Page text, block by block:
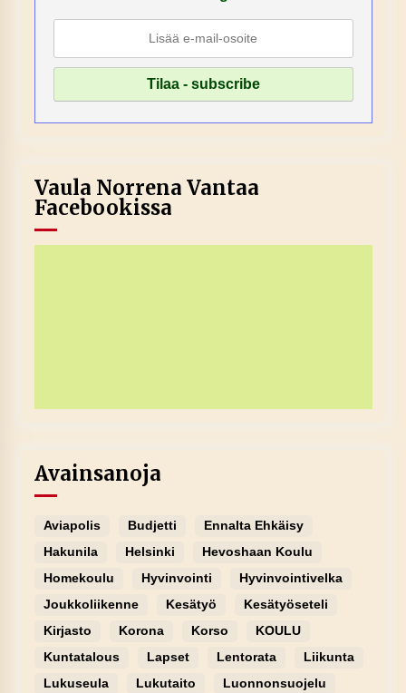
Vaula Norrena Vantaa
Facebookissa
Avainsanoja
Aviapolis Budjetti
Ennalta Ehkäisy
Hakunila
Helsinki
Hevoshaan Koulu
Homekoulu
Hyvinvointi
Hyvinvointivelka
Joukkoliikenne
Kesätyö
Kesätyöseteli
Kirjasto
Korona Korso
KOULU
Kuntatalous
Lapset Lentorata
Liikunta
Lukuseula
Lukutaito
Luonnonsuojelu